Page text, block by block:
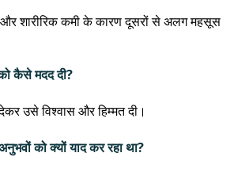
शारीरिक कमी के कारण दूसरों से अलग महसूस
कैसे मदद दी?
उसे विश्वास और हिम्मत दी।
को क्यों याद कर रहा था?